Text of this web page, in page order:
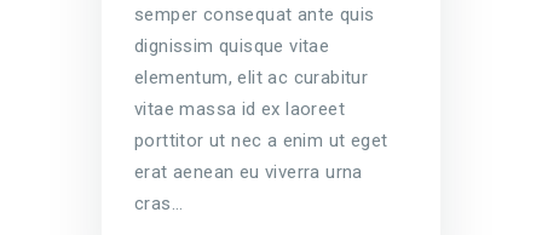
semper consequat ante quis
dignissim quisque vitae
elementum, elit ac curabitur
vitae massa id ex laoreet
porttitor ut nec a enim ut eget
erat aenean eu viverra urna
cras…